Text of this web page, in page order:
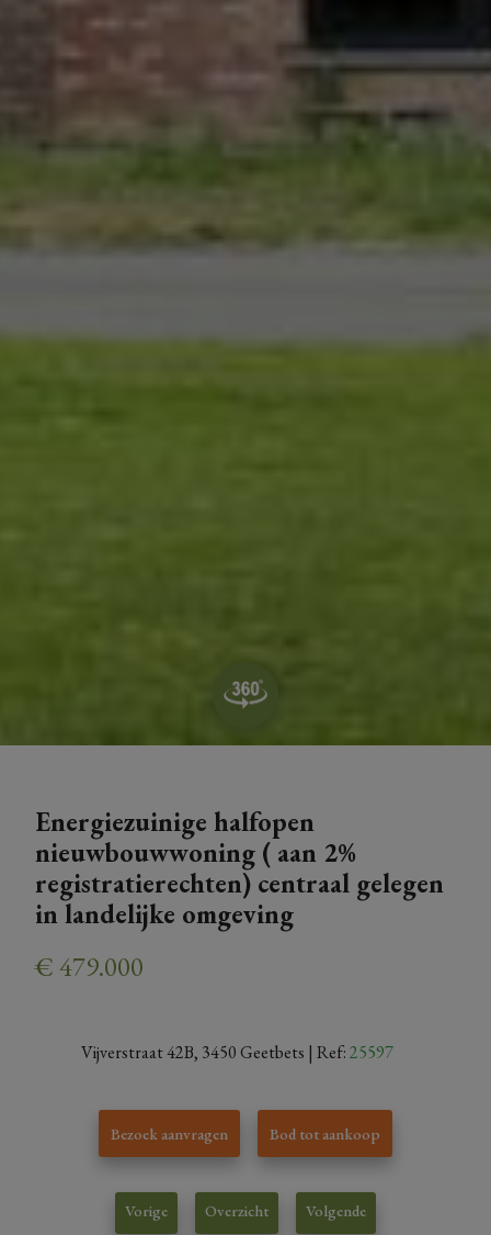
Energiezuinige halfopen
nieuwbouwwoning ( aan 2%
registratierechten) centraal gelegen
in landelijke omgeving
€ 479.000
Vijverstraat 42B, 3450 Geetbets | Ref:25597
Bezoek aanvragen Bod tot aankoop
Vorige Overzicht Volgende